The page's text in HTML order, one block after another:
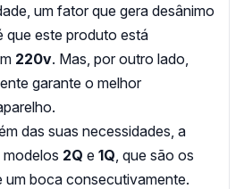
um fator que gera desânimo
que este produto está
220v. Mas, por outro lado,
garante o melhor
das suas necessidades, a
2Q e 1Q , que são os
um boca consecutivamente.